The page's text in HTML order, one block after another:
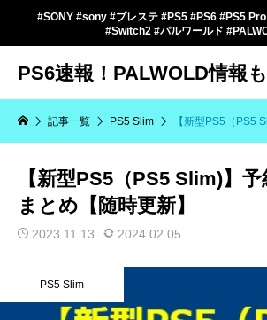
#SONY #sony #プレステ #PS5 #PS6 #PS5
#Switch2 #パルワールド
PS6速報！PALWOLD情報も
記事一覧 PS5 Slim 【新型PS5（PS5
【新型PS5（PS5 Slim)】
まとめ【随時更新】
2023.11.13 2024.02.05
PS5 Slim